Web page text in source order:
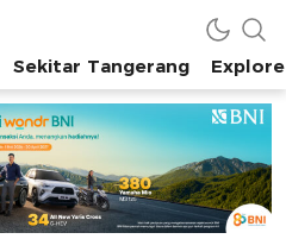
Tangerang Raya
Sekitar Tangerang